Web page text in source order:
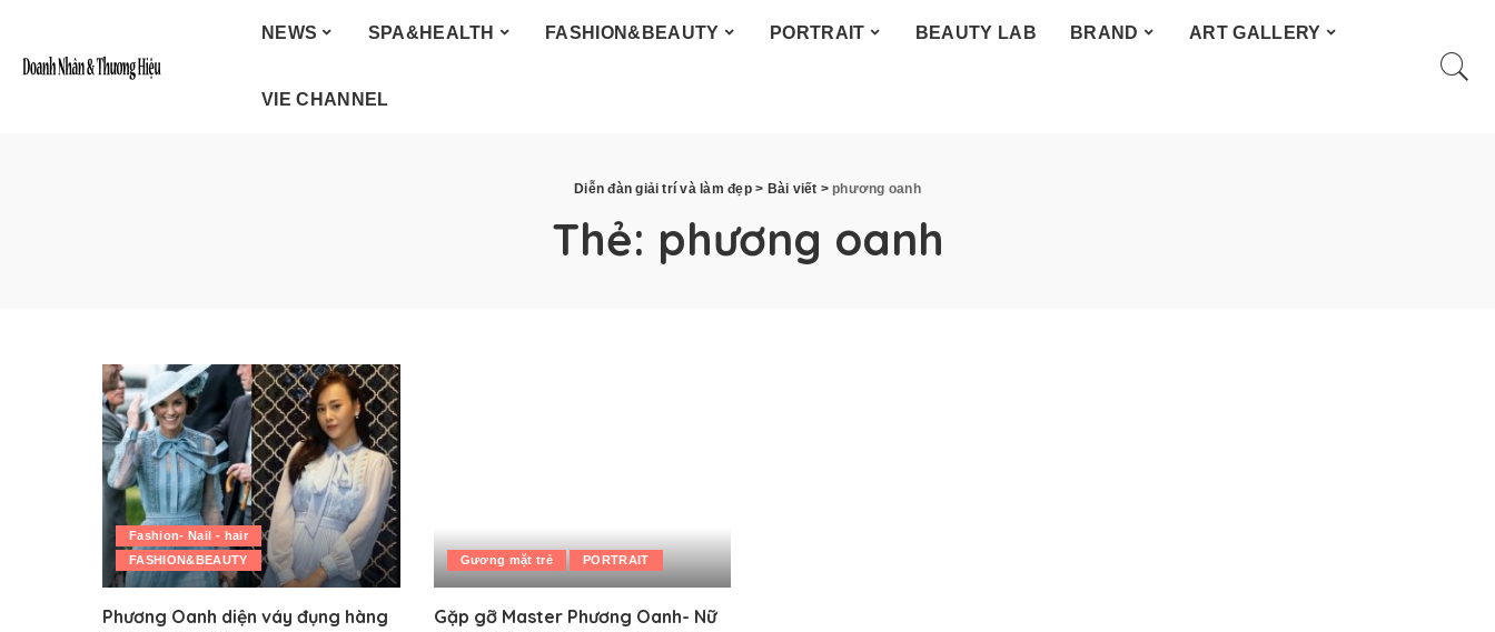
NEWS SPA&HEALTH FASHION&BEAUTY PORTRAIT BEAUTY LAB BRAND ART GALLERY
VIE CHANNEL
Diễn đàn giải trí và làm đẹp> Bài viết >phương oanh
Thẻ: phương oanh
Fashion- Nail - hair
FASHION&BEAUTY
Phương Oanh diện váy đụng hàng
Gương mặt trẻ PORTRAIT
Gặp gỡ Master Phương Oanh- Nữ